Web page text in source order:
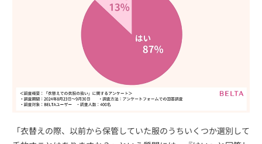
「衣替えの際、以前から保管していた服のうちいくつか選別して